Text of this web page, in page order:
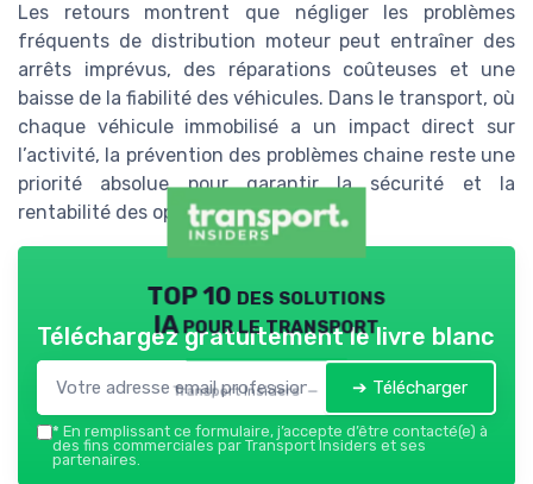
Les retours montrent que négliger les problèmes
fréquents de distribution moteur peut entraîner des
arrêts imprévus, des réparations coûteuses et une
baisse de la fiabilité des véhicules. Dans le transport, où
chaque véhicule immobilisé a un impact direct sur
l’activité, la prévention des problèmes chaine reste une
priorité absolue pour garantir la sécurité et la
rentabilité des opérations.
TOP 10 des solutions
IA pour le transport
Transport Insiders — 2026
Téléchargez gratuitement le livre blanc
➔ Télécharger
* En remplissant ce formulaire, j’accepte d’être contacté(e) à
des fins commerciales par Transport Insiders et ses
partenaires.